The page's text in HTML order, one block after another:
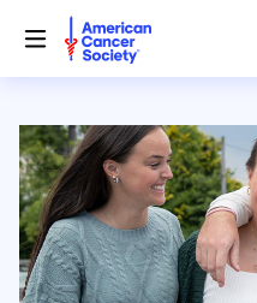
hacia
contenido